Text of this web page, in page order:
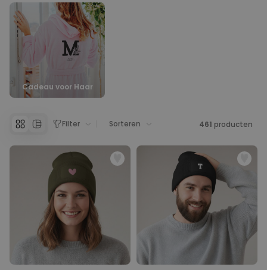
hier gevonden. Onze cadeautip nummer 1 voor je vriendin? Een
personaliseerbaar cadeau. Een gepersonaliseerd cadeau is
persoonlijk, uniek, en leuk. Alle criteria waar een perfect cadeau voor
je vriendin of vrouw aan moet voldoen. Je maakt je vriendin zeker blij
met een grappige mok of kussen met jullie foto erop. Zet je vriendin
even lekker in het zonnetje, leuke cadeaus heeft je vrouw zeker
verdient. Tussen onze leuke en originele cadeautips vind je zeker
iets leuks voor elke gelegenheid. Een verjaardagscadeau voor je
vrouw, of gewoon zomaar. Iets met chocolade, of wat persoonlijke
cadeautips.
Cadeau voor Haar
Filter Sorteren 461 producten